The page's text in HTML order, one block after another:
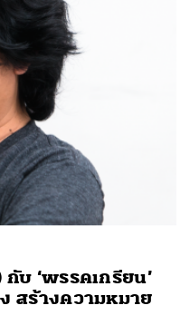
บ ‘พรรคเกรียน’
สร้างความหมาย